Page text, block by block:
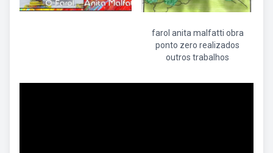
farol anita malfatti obra
ponto zero realizados
outros trabalhos